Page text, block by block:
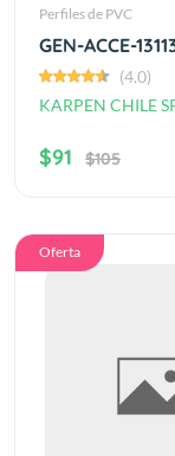
Perfiles de PVC
GEN-ACCE-
(4.0)
KARPEN CHILE
$91 $105
Oferta